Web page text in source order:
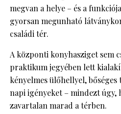
megvan a helye – és a
gyorsan megunható
családi tér.
A központi konyhasziget sem
praktikum jegyében lett
kényelmes ülőhellyel,
napi igényeket – mindezt úgy,
zavartalan marad a térben.